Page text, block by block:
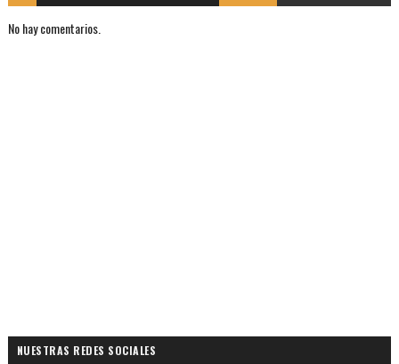
No hay comentarios.
NUESTRAS REDES SOCIALES